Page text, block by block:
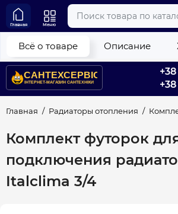
Главная Меню
Главная Радиаторы отопления
Комплект футорок
подключения
Italclima 3/4
Всё о товаре Описание